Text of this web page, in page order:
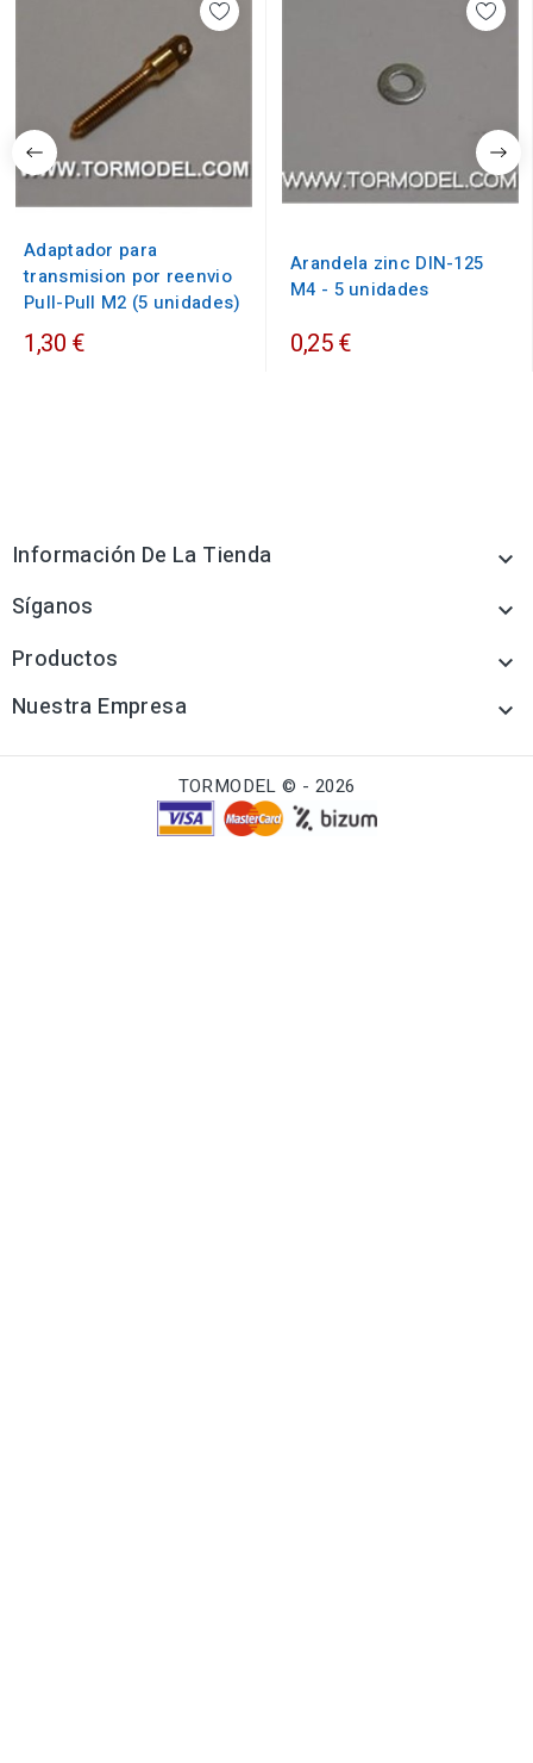
Adaptador para
transmision por reenvio
Pull-Pull M2 (5 unidades)
1,30 €
Arandela zinc DIN-125
M4 - 5 unidades
0,25 €
Información De La Tienda 
Síganos 
Productos 
Nuestra Empresa 
TORMODEL © - 2026